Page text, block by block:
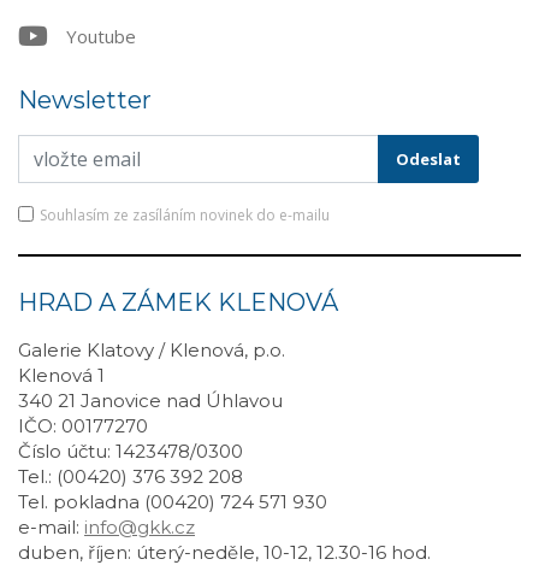
Youtube
Newsletter
Souhlasím ze zasíláním novinek do e-mailu
HRAD A ZÁMEK KLENOVÁ
Galerie Klatovy / Klenová, p.o.
Klenová 1
340 21 Janovice nad Úhlavou
IČO: 00177270
Číslo účtu: 1423478/0300
Tel.: (00420) 376 392 208
Tel. pokladna (00420) 724 571 930
e-mail: info@gkk.cz
duben, říjen: úterý-neděle, 10-12, 12.30-16 hod.